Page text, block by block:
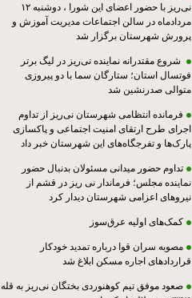
نی‌ریز با حضور اعضای این شورا ، دوشنبه ۱۲
مردادماه در سالن اجتماعات مدیریت آموزش و
پرورش شهرستان برگزار شد
شروع مقتدرانه نماینده نی‌ریز در لیگ برتر
فوتسال استان؛ ستارگان سما با دو پیروزی
متوالی صدرنشین شد
فرمانده انتظامی شهرستان نی‌ریز از تداوم
اجرای طرح ارتقای امنیت اجتماعی و پاکسازی
پارک‌ها و تفرجگاه‌های این شهرستان خبر داد
تداوم حضور میدانی مسئولان بدنبال حضور
نماینده مجلس؛ فرماندار نی ریز در قشم از
نیروهای اعزامی شهرستان دیدار کرد
کمک‌های اولیه عرق‌سوز
مصوبه سران قوا درباره تمدید خودکار
قراردادهای اجاره مسکن ابلاغ شد
صعود موفق تیم کوهنوردی بختگان نی‌ریز به قله